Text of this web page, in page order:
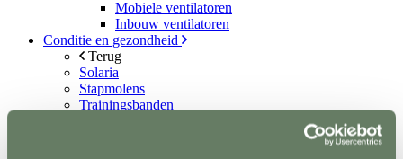
Mobiele ventilatoren
Inbouw ventilatoren
Conditie en gezondheid
Terug
Solaria
Stapmolens
Trainingsbanden